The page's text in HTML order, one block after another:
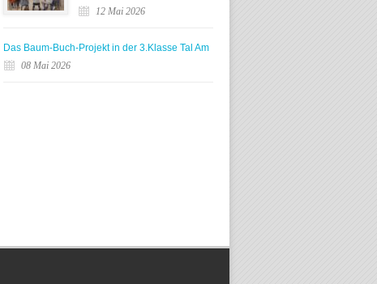
12 Mai 2026
Das Baum-Buch-Projekt in der 3.Klasse Tal Am
08 Mai 2026